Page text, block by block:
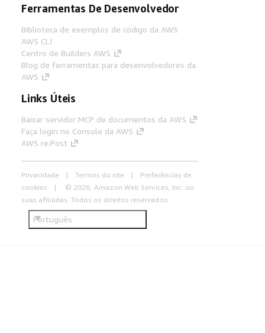
Ferramentas De Desenvolvedor
Biblioteca de exemplos de código da AWS
AWS CLI
Centro de Builders AWS
Blog de ferramentas para desenvolvedores da
AWS
Links Úteis
Baixar servidor MCP de documentos da AWS
Faça login no Console da AWS
AWS re:Post
Privacidade Termos do site
Preferências de
cookies
© 2026, Amazon Web Services, Inc. ou
suas afiliadas. Todos os direitos reservados.
Português